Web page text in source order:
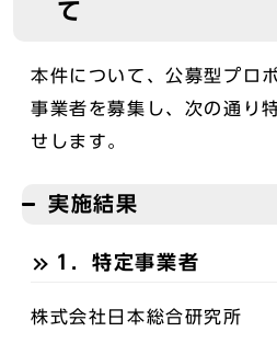
て
本件について、公募型プロ
事業者を募集し、次の通り
せします。
実施結果
1．特定事業者
株式会社日本総合研究所